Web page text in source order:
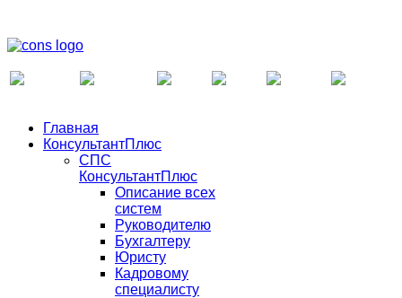
Главная
КонсультантПлюс
СПС
КонсультантПлюс
Описание всех
систем
Руководителю
Бухгалтеру
Юристу
Кадровому
специалисту